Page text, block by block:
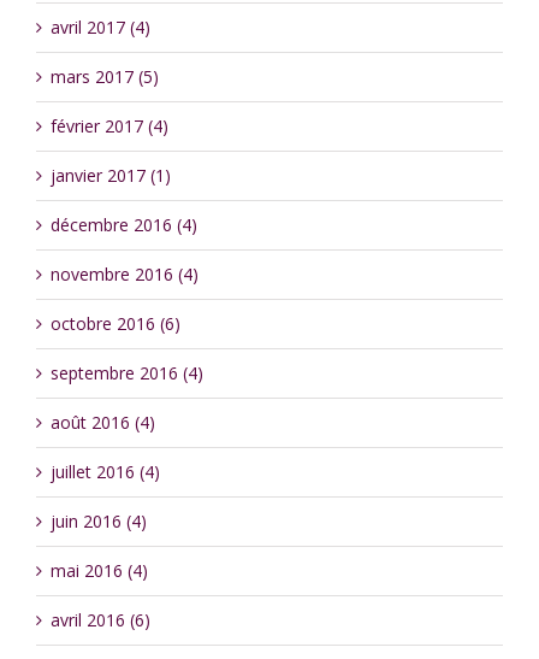
avril 2017 (4)
mars 2017 (5)
février 2017 (4)
janvier 2017 (1)
décembre 2016 (4)
novembre 2016 (4)
octobre 2016 (6)
septembre 2016 (4)
août 2016 (4)
juillet 2016 (4)
juin 2016 (4)
mai 2016 (4)
avril 2016 (6)